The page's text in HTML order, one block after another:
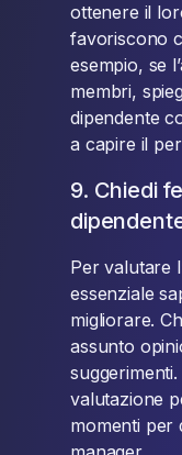
ottenere il
favoriscono
esempio, se
membri,
dipendente
a capire il
9. Chiedi
Per valutare
essenziale
migliorare.
assunto
valutazione
momenti per